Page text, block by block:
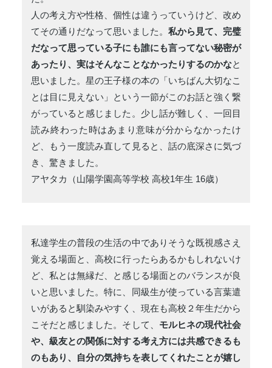
人の考え方や性格、個性は違うっていうけど、改め
てその通りだなって思いました。 私から見て、完璧
だなって思っている子にも誰にも言ってない秘密が
あったり、実はそんなことなかったりするのかなと
思いました。星の王子様の本の「いちばん大切なこ
とは目に見えない」という一節がこのお話と強く繋
がっていると感じました。少し話が難しく、一回目
読み終わった時はあまり意味が分からなかったけ
ど、もう一度読み直して見ると、話の底深さに気づ
き、驚きました。
アヤタカ（山陽学園高等学校 高校1年生 16歳）
私達学生の普段の生活の中でありそうな既視感さえ
覚える場面と、高校に行ったらあるかもしれないけ
ど、私とは無縁だ、と感じる場面とのバランスが良
いと思いました。特に、同級生が使っている言葉遣
いがあると馴染みやすく、現在も高校２年生だから
こそだと感じました。そして、 モルヒネの現代社会
や、級友との関係に対する考え方には共感できるも
のもあり、自分の気持ちを表してくれたことが嬉し